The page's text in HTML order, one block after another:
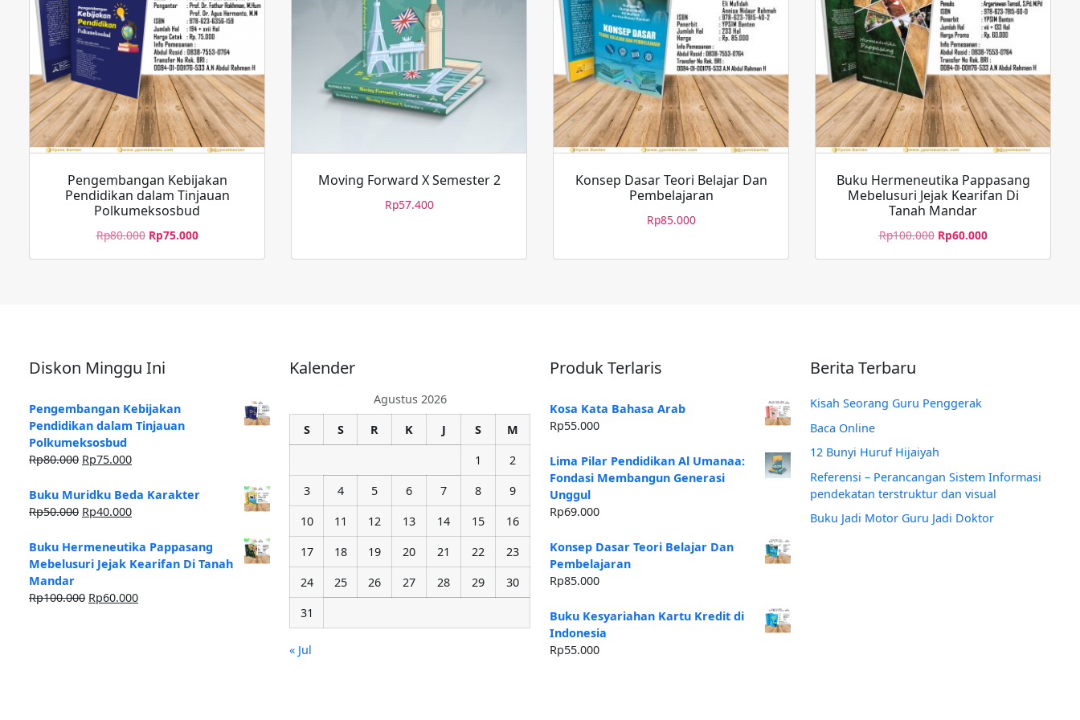
Pengembangan Kebijakan
Pendidikan dalam Tinjauan
Polkumeksosbud
Rp80.000 Rp75.000
Moving Forward X Semester 2
Rp57.400
Konsep Dasar Teori Belajar Dan
Pembelajaran
Rp85.000
Buku Hermeneutika Pappasang
Mebelusuri Jejak Kearifan Di
Tanah Mandar
Rp100.000 Rp60.000
Diskon Minggu Ini
Pengembangan Kebijakan
Pendidikan dalam Tinjauan
Polkumeksosbud
Rp80.000 Rp75.000
Buku Muridku Beda Karakter
Rp50.000 Rp40.000
Buku Hermeneutika Pappasang
Mebelusuri Jejak Kearifan Di Tanah
Mandar
Rp100.000 Rp60.000
Kalender
Agustus 2026
S
S R K J S
M
1
2
3
4 5 6 7 8
9
10
11 12 13 14 15
16
17
18 19 20 21 22
23
24
25 26 27 28 29
30
31
« Jul
Produk Terlaris
Kosa Kata Bahasa Arab
Rp55.000
Lima Pilar Pendidikan Al Umanaa:
Fondasi Membangun Generasi
Unggul
Rp69.000
Konsep Dasar Teori Belajar Dan
Pembelajaran
Rp85.000
Buku Kesyariahan Kartu Kredit di
Indonesia
Rp55.000
Berita Terbaru
Kisah Seorang Guru Penggerak
Baca Online
12 Bunyi Huruf Hijaiyah
Referensi – Perancangan Sistem Informasi
pendekatan terstruktur dan visual
Buku Jadi Motor Guru Jadi Doktor